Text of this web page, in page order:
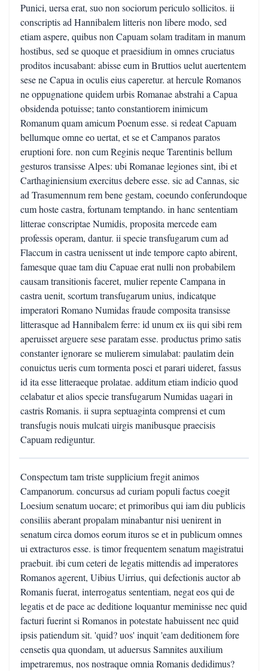
Punici, uersa erat, suo non sociorum periculo sollicitos. ii
conscriptis ad Hannibalem litteris non libere modo, sed
etiam aspere, quibus non Capuam solam traditam in manum
hostibus, sed se quoque et praesidium in omnes cruciatus
proditos incusabant: abisse eum in Bruttios uelut auertentem
sese ne Capua in oculis eius caperetur. at hercule Romanos
ne oppugnatione quidem urbis Romanae abstrahi a Capua
obsidenda potuisse; tanto constantiorem inimicum
Romanum quam amicum Poenum esse. si redeat Capuam
bellumque omne eo uertat, et se et Campanos paratos
eruptioni fore. non cum Reginis neque Tarentinis bellum
gesturos transisse Alpes: ubi Romanae legiones sint, ibi et
Carthaginiensium exercitus debere esse. sic ad Cannas, sic
ad Trasumennum rem bene gestam, coeundo conferundoque
cum hoste castra, fortunam temptando. in hanc sententiam
litterae conscriptae Numidis, proposita mercede eam
professis operam, dantur. ii specie transfugarum cum ad
Flaccum in castra uenissent ut inde tempore capto abirent,
famesque quae tam diu Capuae erat nulli non probabilem
causam transitionis faceret, mulier repente Campana in
castra uenit, scortum transfugarum unius, indicatque
imperatori Romano Numidas fraude composita transisse
litterasque ad Hannibalem ferre: id unum ex iis qui sibi rem
aperuisset arguere sese paratam esse. productus primo satis
constanter ignorare se mulierem simulabat: paulatim dein
conuictus ueris cum tormenta posci et parari uideret, fassus
id ita esse litteraeque prolatae. additum etiam indicio quod
celabatur et alios specie transfugarum Numidas uagari in
castris Romanis. ii supra septuaginta comprensi et cum
transfugis nouis mulcati uirgis manibusque praecisis
Capuam rediguntur.
Conspectum tam triste supplicium fregit animos
Campanorum. concursus ad curiam populi factus coegit
Loesium senatum uocare; et primoribus qui iam diu publicis
consiliis aberant propalam minabantur nisi uenirent in
senatum circa domos eorum ituros se et in publicum omnes
ui extracturos esse. is timor frequentem senatum magistratui
praebuit. ibi cum ceteri de legatis mittendis ad imperatores
Romanos agerent, Uibius Uirrius, qui defectionis auctor ab
Romanis fuerat, interrogatus sententiam, negat eos qui de
legatis et de pace ac deditione loquantur meminisse nec quid
facturi fuerint si Romanos in potestate habuissent nec quid
ipsis patiendum sit. 'quid? uos' inquit 'eam deditionem fore
censetis qua quondam, ut aduersus Samnites auxilium
impetraremus, nos nostraque omnia Romanis dedidimus?